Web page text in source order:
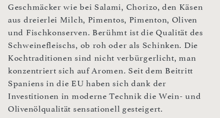
Geschmäcker wie bei Salami, Chorizo, den Käsen
aus dreierlei Milch, Pimentos, Pimenton, Oliven
und Fischkonserven. Berühmt ist die Qualität des
Schweinefleischs, ob roh oder als Schinken. Die
Kochtraditionen sind nicht verbürgerlicht, man
konzentriert sich auf Aromen. Seit dem Beitritt
Spaniens in die EU haben sich dank der
Investitionen in moderne Technik die Wein- und
Olivenölqualität sensationell gesteigert.